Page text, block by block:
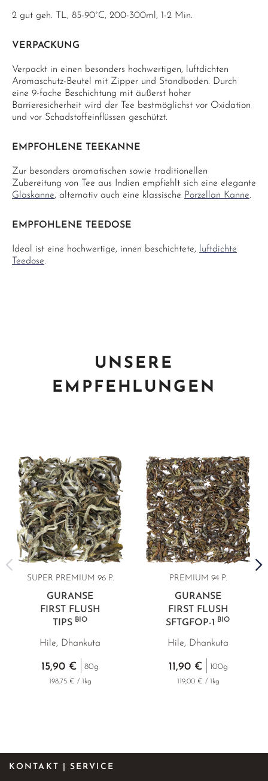
2 gut geh. TL, 85-90°C, 200-300ml, 1-2 Min.
VERPACKUNG
Verpackt in einen besonders hochwertigen, luftdichten
Aromaschutz-Beutel mit Zipper und Standboden. Durch
eine 9-fache Beschichtung mit äußerst hoher
Barrieresicherheit wird der Tee bestmöglichst vor Oxidation
und vor Schadstoffeinflüssen geschützt.
EMPFOHLENE TEEKANNE
Zur besonders aromatischen sowie traditionellen
Zubereitung von Tee aus Indien empfiehlt sich eine elegante
Glaskanne, alternativ auch eine klassische Porzellan Kanne.
EMPFOHLENE TEEDOSE
Ideal ist eine hochwertige, innen beschichtete,
luftdichte
Teedose.
UNSERE
EMPFEHLUNGEN
SUPER PREMIUM 96 P.
GURANSE
FIRST FLUSH
TIPS BIO
Hile, Dhankuta
15,90 € 80g
198,75 € / 1kg
PREMIUM 94 P.
GURANSE
FIRST FLUSH
SFTGFOP-1 BIO
Hile, Dhankuta
11,90 € 100g
119,00 € / 1kg
KONTAKT | SERVICE